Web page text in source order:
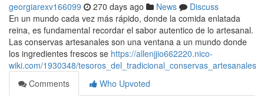
georgiarexv166099 270 days ago News
Discuss
En un mundo cada vez más rápido, donde la comida enlatada
reina, es fundamental recordar el sabor autentico de lo artesanal.
Las conservas artesanales son una ventana a un mundo donde
los ingredientes frescos se https://allenjjio662220.nico-
wiki.com/1930348/tesoros_del_tradicional_conservas_artesanales
Comments
Who Upvoted